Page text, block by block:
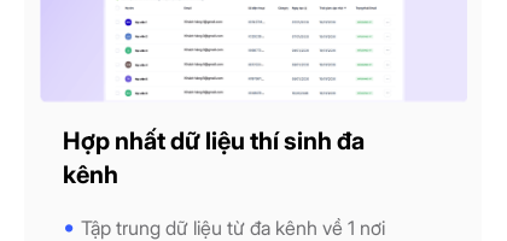
Tập trung dữ liệu từ đa kênh về 1 nơi
Hợp nhất dữ liệu thí sinh đa
kênh